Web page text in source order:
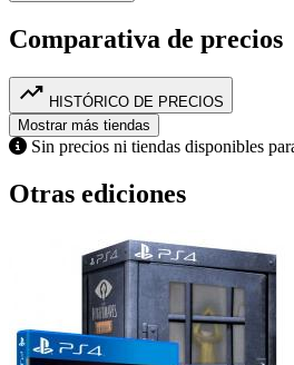
Comparativa de precios
trending_up HISTÓRICO DE PRECIOS
Mostrar más tiendas
Sin precios ni tiendas disponibles
Otras ediciones